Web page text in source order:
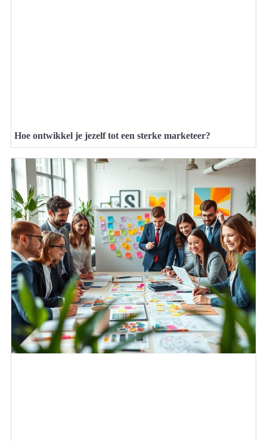
Hoe ontwikkel je jezelf tot een sterke marketeer?